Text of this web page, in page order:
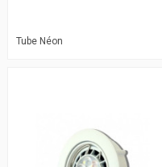
Tube Néon